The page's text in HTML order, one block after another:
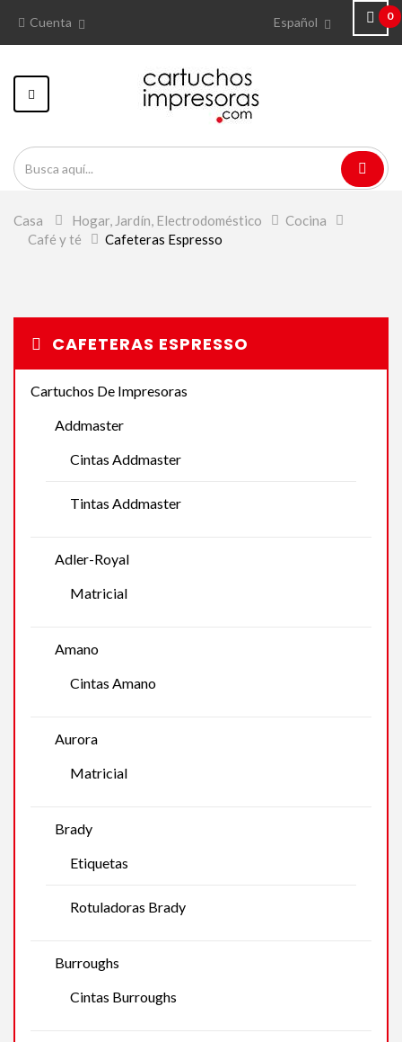
0
Español
Cuenta
Navegación
Toggle
Casa > Hogar, Jardín, Electrodoméstico > Cocina
Café y té > Cafeteras Espresso
CAFETERAS ESPRESSO
Cartuchos De Impresoras
Addmaster
Cintas Addmaster
Tintas Addmaster
Adler-Royal
Matricial
Amano
Cintas Amano
Aurora
Matricial
Brady
Etiquetas
Rotuladoras Brady
Burroughs
Cintas Burroughs